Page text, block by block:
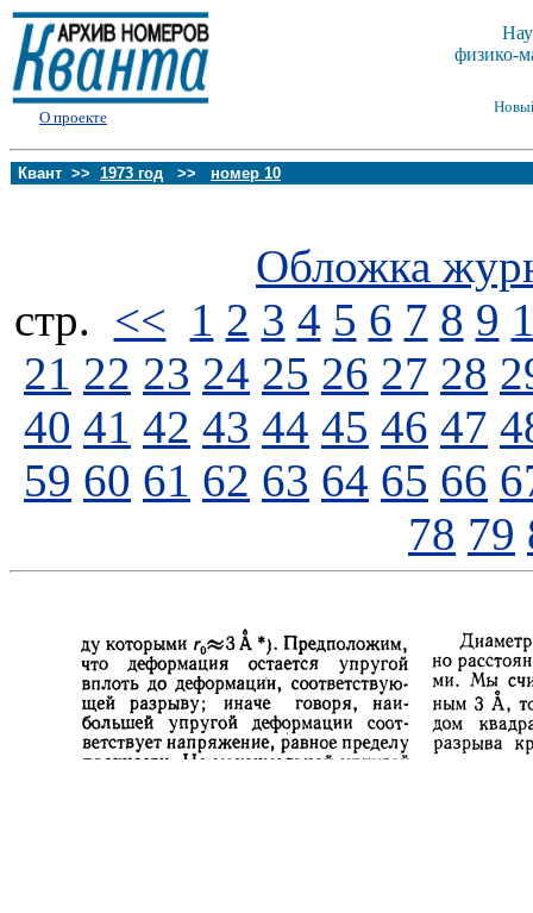
О проекте
физико-
Квант >> 1973 год >> номер 10
Обложка
стp. << 1 2 3 4 5 6 7 8 9
21 22 23 24 25 26 27 28
40 41 42 43 44 45 46 47
59 60 61 62 63 64 65 66
78 79